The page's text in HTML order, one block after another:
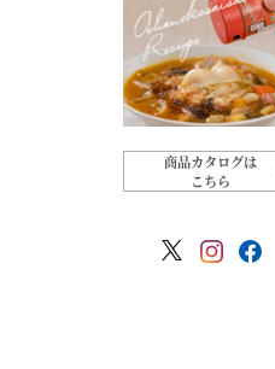
商品カタログは
こちら